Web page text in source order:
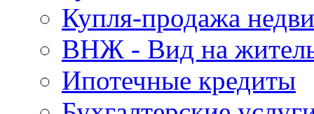
Купля-продажа
ВНЖ - Вид на
Ипотечные кредиты